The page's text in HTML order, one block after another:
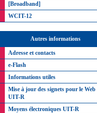
[Broadband]
WCIT-12
Autres informations
Adresse et contacts
e-Flash
Informations utiles
Mise à jour des signets pour le Web
UIT-R
Moyens électroniques UIT-R